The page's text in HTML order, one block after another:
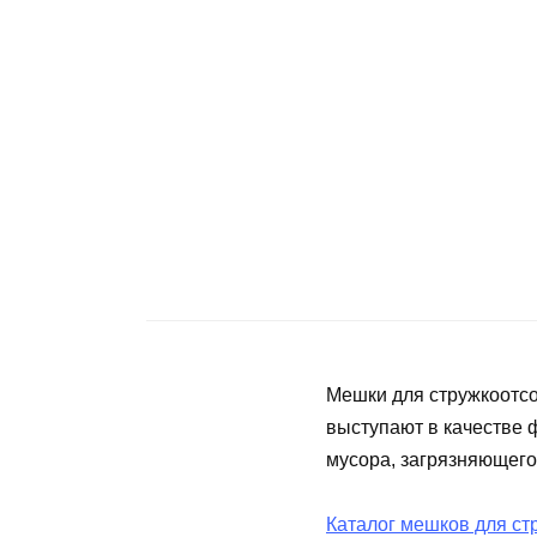
Мешки для
выступают в качестве
мусора,
Каталог мешков для